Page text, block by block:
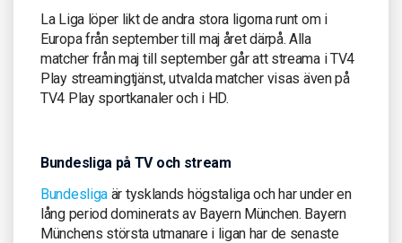
La Liga löper likt de andra stora ligorna runt om i
Europa från september till maj året därpå. Alla
matcher från maj till september går att streama i TV4
Play streamingtjänst, utvalda matcher visas även på
TV4 Play sportkanaler och i HD.
Bundesliga på TV och stream
Bundesliga är tysklands högstaliga och har under en
lång period dominerats av Bayern München. Bayern
Münchens största utmanare i ligan har de senaste